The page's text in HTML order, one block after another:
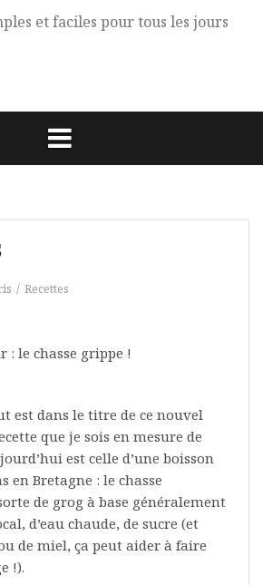
et faciles pour tous les jours
Recettes
: le chasse grippe !
est dans le titre de ce nouvel
que je sois en mesure de
est celle d’une boisson
en Bretagne : le chasse
de grog à base généralement
d’eau chaude, de sucre (et
de miel, ça peut aider à faire
!).